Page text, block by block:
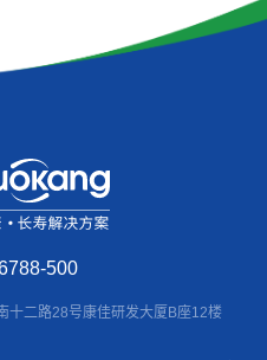
500
十二路28号康佳研发大厦B座12楼